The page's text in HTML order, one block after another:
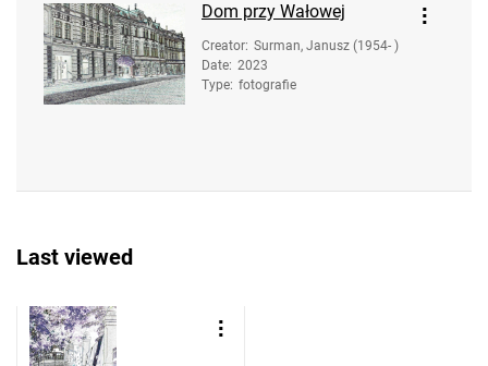
Dom przy Wałowej
Creator: Surman, Janusz (1954- )
Date: 2023
Type: fotografie
Last viewed